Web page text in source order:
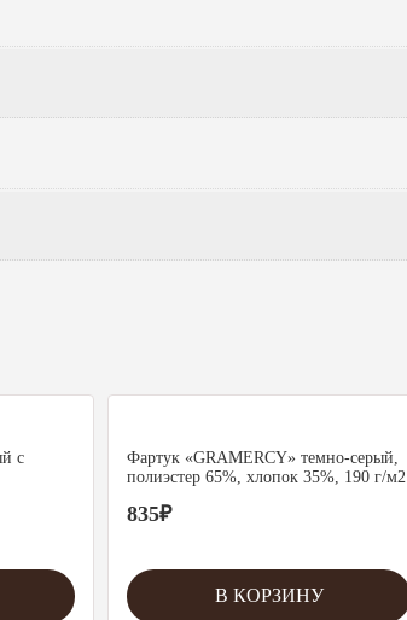
с
Фартук «GRAMERCY» темно-серый,
полиэстер 65%, хлопок 35%, 190 г/м2
835₽
В КОРЗИНУ